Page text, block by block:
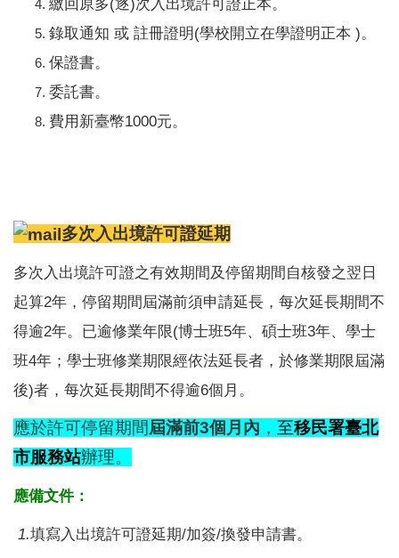
繳回原多(逐)次入出境許可證正本。
錄取通知 或 註冊證明(學校開立在學證明正本 )。
保證書。
委託書。
費用新臺幣1000元。
多次入出境許可證延期
多次入出境許可證之有效期間及停留期間自核發之翌日
起算2年，停留期間屆滿前須申請延長，每次延長期間不
得逾2年。已逾修業年限(博士班5年、碩士班3年、學士
班4年；學士班修業期限經依法延長者，於修業期限屆滿
後)者，每次延長期間不得逾6個月。
應於許可停留期間屆滿前3個月內 ， 至移民署臺北
市服務站辦理。
應備文件：
1.填寫入出境許可證延期/加簽/換發申請書。